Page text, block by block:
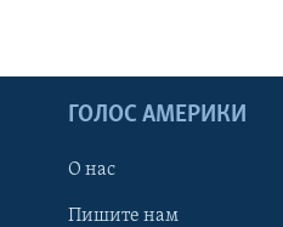
ГОЛОС АМЕРИКИ
О нас
Пишите нам